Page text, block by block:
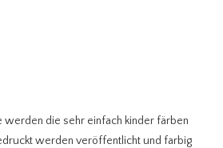
werden die sehr einfach kinder färben
werden veröffentlicht und farbig